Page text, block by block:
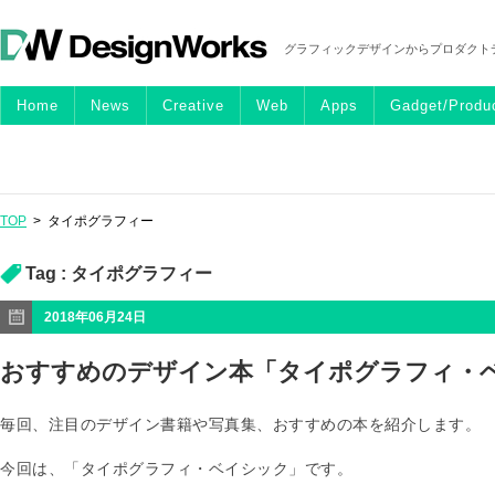
グラフィックデザインからプロダク
Home News Creative Web Apps Gadget/
TOP > タイポグラフィー
Tag : タイポグラフィー
2018年06月24日
おすすめのデザイン本「タイポグラフィ・
毎回、注目のデザイン書籍や写真集、おすすめの本を紹介します。
今回は、「タイポグラフィ・ベイシック」です。